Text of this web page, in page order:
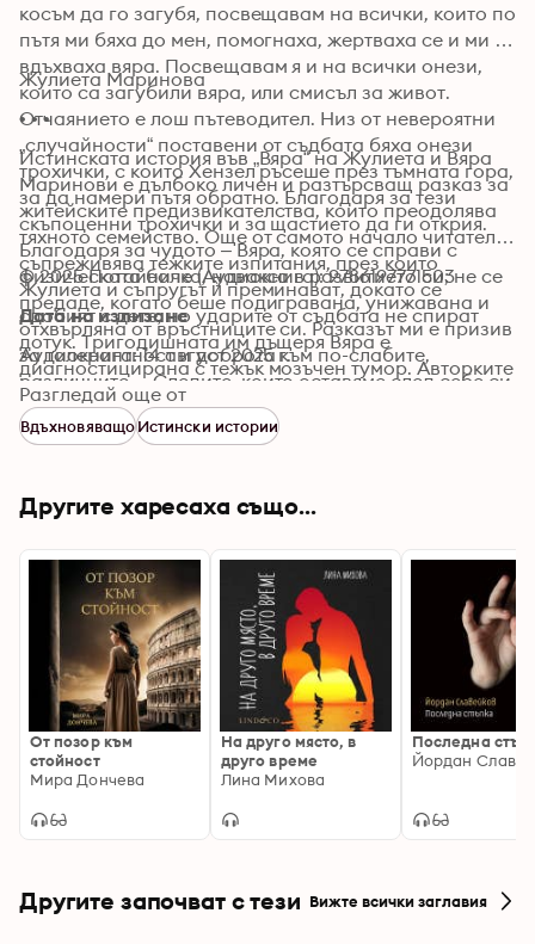
косъм да го загубя, посвещавам на всички, които по
пътя ми бяха до мен, помогнаха, жертваха се и ми
вдъхваха вяра. Посвещавам я и на всички онези,
които са загубили вяра, или смисъл за живот.
Отчаянието е лош пътеводител. Низ от невероятни
„случайности“ поставени от съдбата бяха онези
трохички, с които Хензел ръсеше през тъмната гора,
за да намери пътя обратно. Благодаря за тези
скъпоценни трохички и за щастието да ги открия.
Благодаря за чудото – Вяра, която се справи с
физическата болка, навакса в развитието си; не се
предаде, когато беше подигравана, унижавана и
отхвърляна от връстниците си. Разказът ми е призив
за толерантност и доброта към по-слабите,
различните… Следите, които оставяме след себе си,
са по-ценни от самия живот.
Жулиета Маринова
• • •
Истинската история във „Вяра“ на Жулиета и Вяра
Маринови е дълбоко личен и разтърсващ разказ за
житейските предизвикателства, които преодолява
тяхното семейство. Още от самото начало читателят
съпреживява тежките изпитания, през които
Жулиета и съпругът ѝ преминават, докато се
сдобият с дете, но ударите от съдбата не спират
дотук. Тригодишната им дъщеря Вяра е
диагностицирана с тежък мозъчен тумор. Авторките
ни показват, че истинската сила идва от вярата,
която се стреми към надеждата, и че безусловната
любов е пътят, който преодолява дори и най-
© 2025 Потайниче (Аудиокнига): 9786197771503
Дата на излизане
Аудиокнига: 14 август 2025 г.
Разгледай още от
ВдъхновяващоИстински истории
Другите харесаха също...
От позор към
стойност
Мира Дончева
На друго място, в
друго време
Лина Михова
Последна
Йордан
Другите започват с тези Вижте всички заглавия